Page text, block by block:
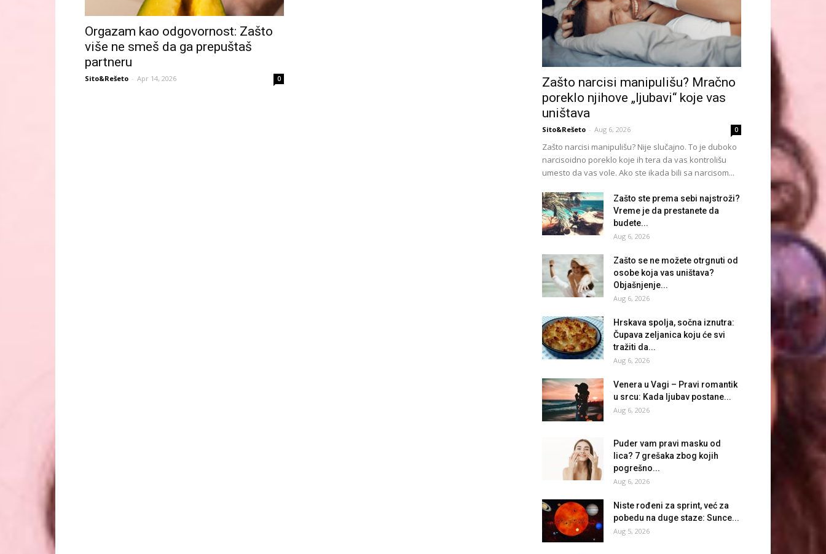
Orgazam kao odgovornost: Zašto
više ne smeš da ga prepuštaš
partneru
Sito&Rešeto - Apr 14, 2026 0
Zašto narcisi manipulišu? Mračno
poreklo njihove „ljubavi“ koje vas
uništava
Sito&Rešeto - Aug 6, 2026 0
Zašto narcisi manipulišu? Nije slučajno. To je duboko
narcisoidno poreklo koje ih tera da vas kontrolišu
umesto da vas vole. Ako ste ikada bili sa narcisom...
Zašto ste prema sebi najstroži?
Vreme je da prestanete da
budete...
Aug 6, 2026
Zašto se ne možete otrgnuti od
osobe koja vas uništava?
Objašnjenje...
Aug 6, 2026
Hrskava spolja, sočna iznutra:
Čupava zeljanica koju će svi
tražiti da...
Aug 6, 2026
Venera u Vagi – Pravi romantik
u srcu: Kada ljubav postane...
Aug 6, 2026
Puder vam pravi masku od
lica? 7 grešaka zbog kojih
pogrešno...
Aug 6, 2026
Niste rođeni za sprint, već za
pobedu na duge staze: Sunce...
Aug 5, 2026